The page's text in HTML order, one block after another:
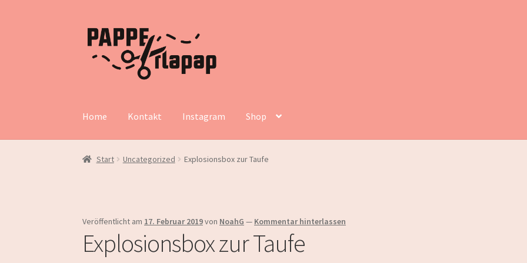
Zur
Navigation
springen
Zum
Inhalt
springen
Home Kontakt Instagram Shop
Start Uncategorized Explosionsbox zur Taufe
Veröffentlicht am 17. Februar 2019von NoahG — Kommentar hinterlassen
Explosionsbox zur Taufe